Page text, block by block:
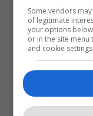
Some vendors
of legitimate
your options
or in the site
and cookie settings.